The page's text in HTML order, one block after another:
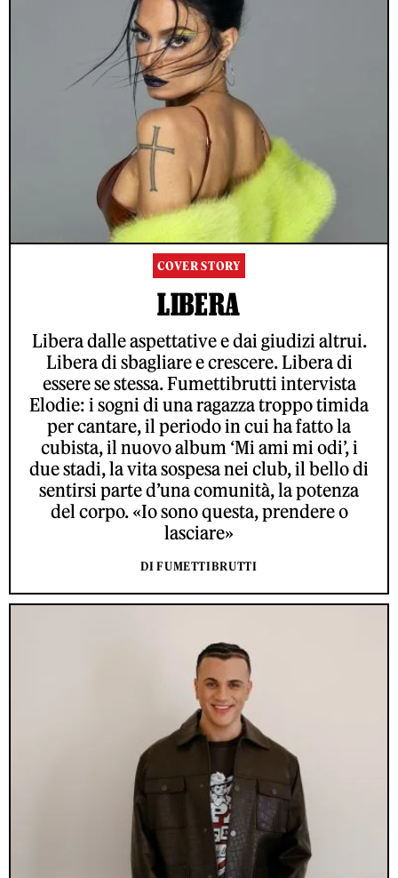
COVER STORY
LIBERA
Libera dalle aspettative e dai giudizi altrui.
Libera di sbagliare e crescere. Libera di
essere se stessa. Fumettibrutti intervista
Elodie: i sogni di una ragazza troppo timida
per cantare, il periodo in cui ha fatto la
cubista, il nuovo album ‘Mi ami mi odi’, i
due stadi, la vita sospesa nei club, il bello di
sentirsi parte d’una comunità, la potenza
del corpo. «Io sono questa, prendere o
lasciare»
DI FUMETTIBRUTTI